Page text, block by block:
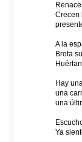
Crecen
A la
Brota
Hay
una
una
Ya